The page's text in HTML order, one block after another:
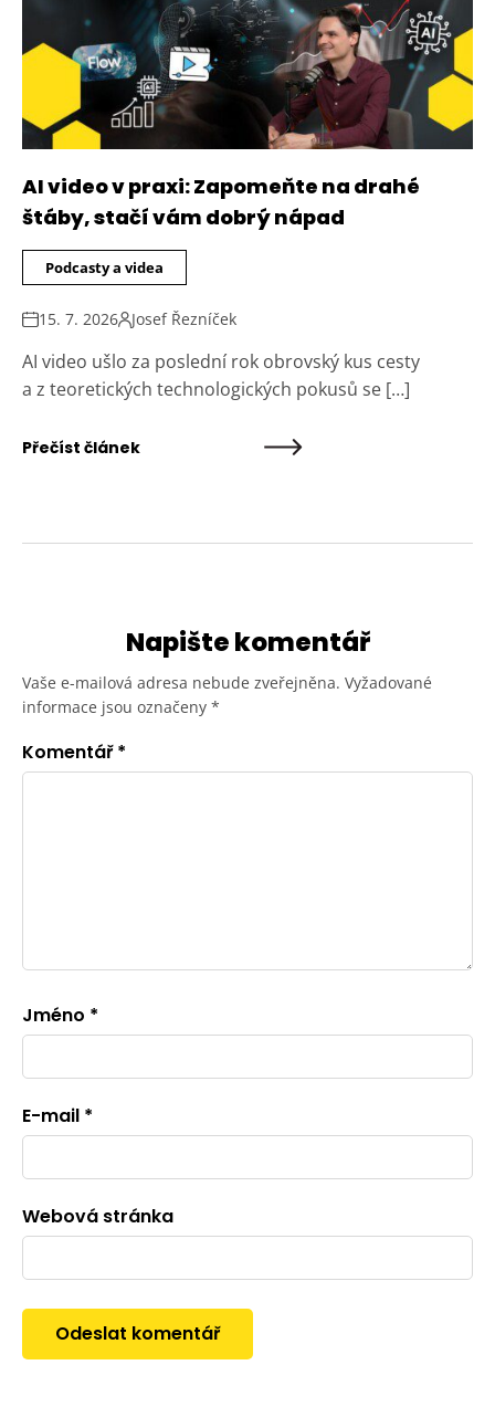
AI video v praxi: Zapomeňte na drahé
štáby, stačí vám dobrý nápad
Podcasty a videa
15. 7. 2026 Josef Řezníček
AI video ušlo za poslední rok obrovský kus cesty
a z teoretických technologických pokusů se […]
Přečíst článek
Napište komentář
Vaše e-mailová adresa nebude zveřejněna. Vyžadované
informace jsou označeny *
Komentář*
Jméno *
E-mail *
Webová stránka